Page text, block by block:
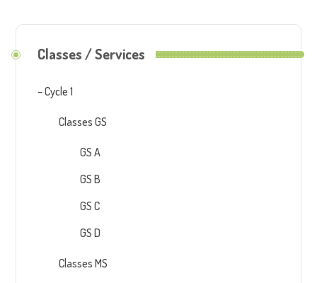
Classes / Services
– Cycle 1
Classes GS
GS A
GS B
GS C
GS D
Classes MS